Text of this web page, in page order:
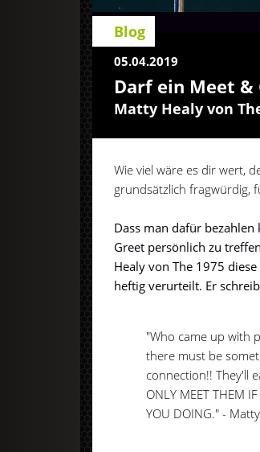
Blog
05.04.2019
Darf ein Meet &
Matty Healy von
Wie viel wäre es dir wert,
grundsätzlich fragwürdig,
Dass man dafür
Greet persönlich zu
Healy von The 1975
heftig verurteilt. Er
"Who came up with
there must be
connection!! They'll
ONLY MEET THEM
YOU DOING." -